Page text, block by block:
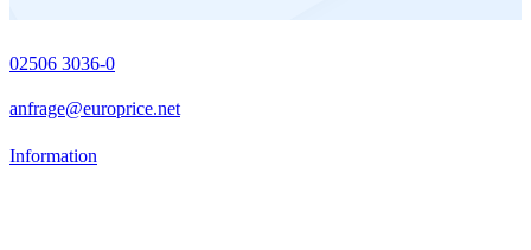
02506 3036-0
anfrage@europrice.net
Information